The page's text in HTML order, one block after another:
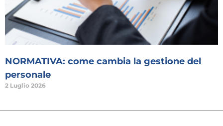
NORMATIVA: come cambia la gestione del
personale
2 Luglio 2026